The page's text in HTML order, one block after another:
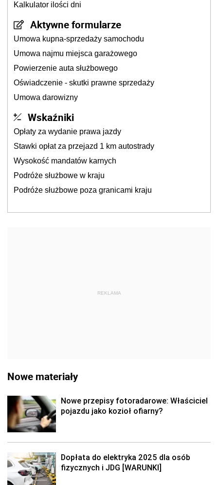
Kalkulator ilości dni
Aktywne formularze
Umowa kupna-sprzedaży samochodu
Umowa najmu miejsca garażowego
Powierzenie auta służbowego
Oświadczenie - skutki prawne sprzedaży
Umowa darowizny
Wskaźniki
Opłaty za wydanie prawa jazdy
Stawki opłat za przejazd 1 km autostrady
Wysokość mandatów karnych
Podróże służbowe w kraju
Podróże służbowe poza granicami kraju
REKLAMA
Nowe materiały
Nowe przepisy fotoradarowe: Właściciel
pojazdu jako kozioł ofiarny?
Dopłata do elektryka 2025 dla osób
fizycznych i JDG [WARUNKI]